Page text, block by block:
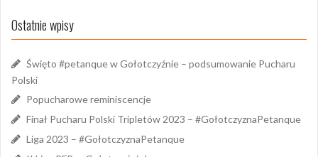
Ostatnie wpisy
Święto #petanque w Gołotczyźnie – podsumowanie Pucharu
Polski
Popucharowe reminiscencje
Finał Pucharu Polski Tripletów 2023 – #GołotczyznaPetanque
Liga 2023 – #GołotczyznaPetanque